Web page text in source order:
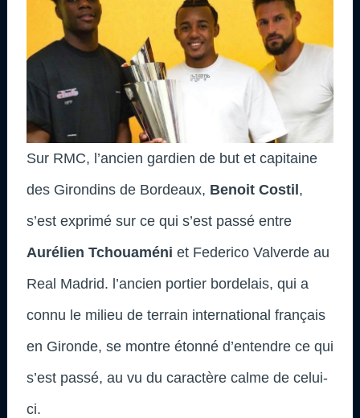
Sur RMC, l’ancien gardien de but et capitaine
des Girondins de Bordeaux, Benoit Costil,
s’est exprimé sur ce qui s’est passé entre
Aurélien Tchouaméni et Federico Valverde au
Real Madrid. l’ancien portier bordelais, qui a
connu le milieu de terrain international français
en Gironde, se montre étonné d’entendre ce qui
s’est passé, au vu du caractère calme de celui-
ci.